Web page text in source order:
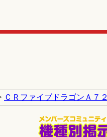
ＣＲファイブドラゴンＡ７２